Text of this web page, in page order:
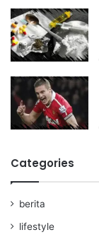
Categories
berita
lifestyle